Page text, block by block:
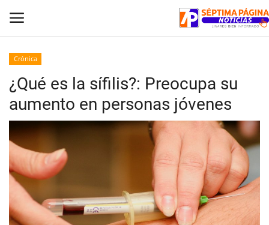
Inicio
Crónica
Policial
Tribunales
Deporte
Crónica
¿Qué es la sífilis?: Preocupa su
aumento en personas jóvenes